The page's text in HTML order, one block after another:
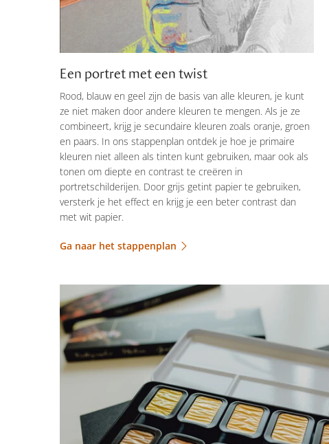
Een portret met een twist
Rood, blauw en geel zijn de basis van alle kleuren, je kunt
ze niet maken door andere kleuren te mengen. Als je ze
combineert, krijg je secundaire kleuren zoals oranje, groen
en paars. In ons stappenplan ontdek je hoe je primaire
kleuren niet alleen als tinten kunt gebruiken, maar ook als
tonen om diepte en contrast te creëren in
portretschilderijen. Door grijs getint papier te gebruiken,
versterk je het effect en krijg je een beter contrast dan
met wit papier.
Ga naar het stappenplan